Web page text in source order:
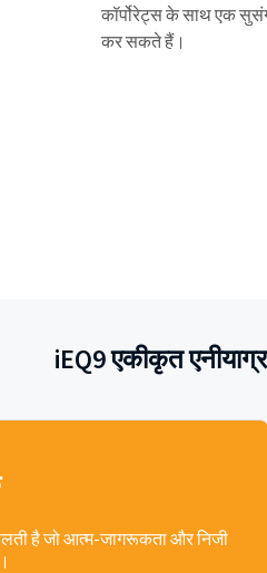
कॉर्पोरेट्स के साथ एक
कर सकते हैं।
iEQ9 एकीकृत
है जो आत्म-जागरूकता और निजी